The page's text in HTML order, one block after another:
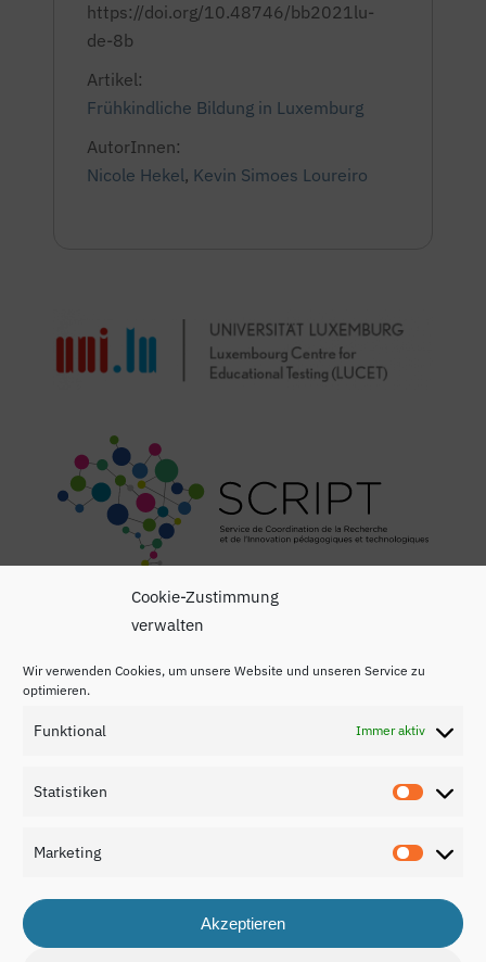
Cookie-Zustimmung
verwalten
Wir verwenden Cookies, um unsere Website und unseren Service zu
optimieren.
Funktional Immer aktiv
Statistiken
Marketing
Akzeptieren
https://doi.org/10.48746/bb2021lu-
de-8b
Artikel:
Frühkindliche Bildung in Luxemburg
AutorInnen:
Nicole Hekel, Kevin Simoes Loureiro
Datenschutzerklärung